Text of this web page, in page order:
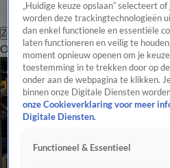
Zoeken
OverzichtRegioUitzendingenWeer
„Huidige keuze opslaan” selecteert
worden deze trackingtechnologieën
dan enkel functionele en essentiële
laten functioneren en veilig te
moment opnieuw openen om je
toestemming in te trekken door op
onder aan de webpagina te klikken.
binnen onze Digitale Diensten
onze Cookieverklaring voor meer
Digitale Diensten.
Functioneel & Essentieel